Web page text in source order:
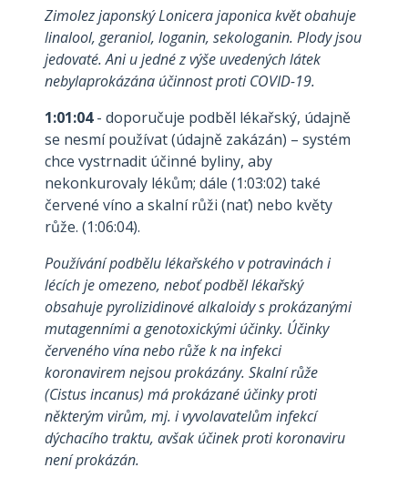
Zimolez japonský Lonicera japonica květ obahuje
linalool, geraniol, loganin, sekologanin. Plody jsou
jedovaté. Ani u jedné z výše uvedených látek
nebylaprokázána účinnost proti COVID-19.
1:01:04- doporučuje podběl lékařský, údajně
se nesmí používat (údajně zakázán) – systém
chce vystrnadit účinné byliny, aby
nekonkurovaly lékům; dále (1:03:02) také
červené víno a skalní růži (nať) nebo květy
růže. (1:06:04).
Používání podbělu lékařského v potravinách i
lécích je omezeno, neboť podběl lékařský
obsahuje pyrolizidinové alkaloidy s prokázanými
mutagenními a genotoxickými účinky. Účinky
červeného vína nebo růže k na infekci
koronavirem nejsou prokázány. Skalní růže
(Cistus incanus) má prokázané účinky proti
některým virům, mj. i vyvolavatelům infekcí
dýchacího traktu, avšak účinek proti koronaviru
není prokázán.